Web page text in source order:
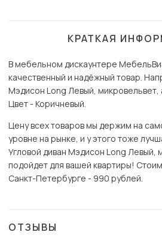
КРАТКАЯ
В мебельном дискаунтере
качественный и надёжный товар.
Мэдисон Long Левый,
Цвет - Коричневый.
Цену всех товаров мы держим на
уровне на рынке, и у этого тоже
Угловой диван Мэдисон Long Левый,
подойдет для вашей квартиры!
Санкт-Петербурге - 990 рублей.
ОТЗЫВЫ